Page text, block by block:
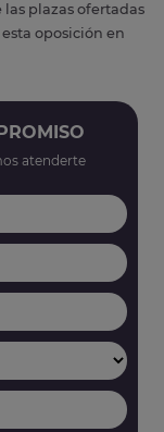
plazas ofertadas
oposición en
atenderte